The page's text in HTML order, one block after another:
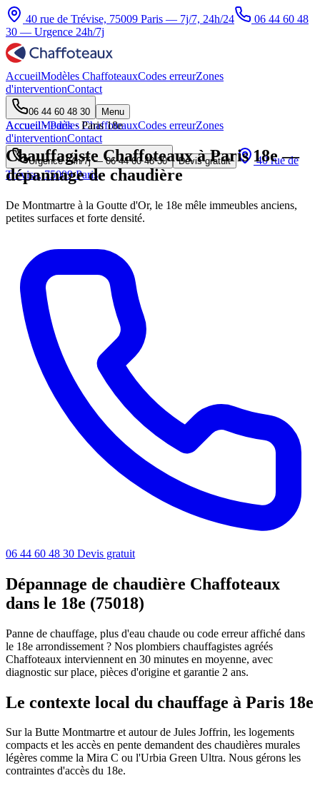
40 rue de Trévise, 75009 Paris — 7j/7, 24h/24
06 44 60 48
30 — Urgence 24h/7j
AccueilModèles ChaffoteauxCodes erreurZones
d'interventionContact
06 44 60 48 30 Menu
AccueilModèles ChaffoteauxCodes erreurZones
d'interventionContact
Urgence 24h/7j —06 44 60 48 30 Devis gratuit
40 rue de
Trévise, 75009 Paris
Accueil·Paris·Paris 18e
Chauffagiste Chaffoteaux à Paris 18e —
dépannage de chaudière
De Montmartre à la Goutte d'Or, le 18e mêle immeubles anciens,
petites surfaces et forte densité.
06 44 60 48 30 Devis gratuit
Dépannage de chaudière Chaffoteaux
dans le 18e (75018)
Panne de chauffage, plus d'eau chaude ou code erreur affiché dans
le 18e arrondissement ? Nos plombiers chauffagistes agréés
Chaffoteaux interviennent en 30 minutes en moyenne, avec
diagnostic sur place, pièces d'origine et garantie 2 ans.
Le contexte local du chauffage à Paris 18e
Sur la Butte Montmartre et autour de Jules Joffrin, les logements
compacts et les accès en pente demandent des chaudières murales
légères comme la Mira C ou l'Urbia Green Ultra. Nous gérons les
contraintes d'accès du 18e.